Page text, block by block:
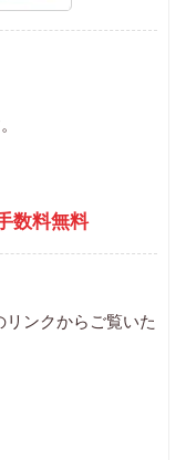
数料無料
ンクからご覧いた